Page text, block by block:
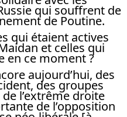
qui souffrent de
de Poutine.
qui étaient actives
et celles qui
en ce moment ?
aujourd’hui, des
des groupes
l’extrême droite
de l’opposition